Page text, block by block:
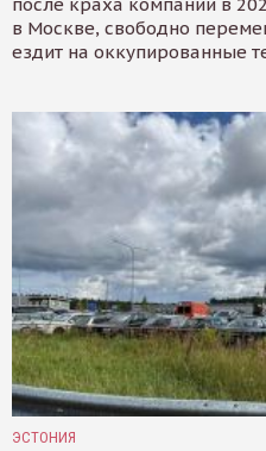
в Москве, свободно
ездит на оккупированные
ЭСТОНИЯ